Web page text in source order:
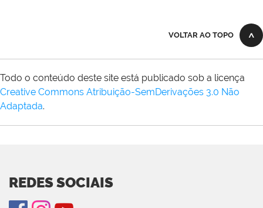
VOLTAR AO TOPO
Todo o conteúdo deste site está publicado sob a licença
Creative Commons Atribuição-SemDerivações 3.0 Não
Adaptada.
REDES SOCIAIS